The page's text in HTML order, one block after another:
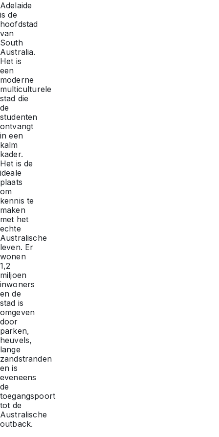
Adelaide
is de
hoofdstad
van
South
Australia.
Het is
een
moderne
multiculturele
stad die
de
studenten
ontvangt
in een
kalm
kader.
Het is de
ideale
plaats
om
kennis te
maken
met het
echte
Australische
leven. Er
wonen
1,2
miljoen
inwoners
en de
stad is
omgeven
door
parken,
heuvels,
lange
zandstranden
en is
eveneens
de
toegangspoort
tot de
Australische
outback.